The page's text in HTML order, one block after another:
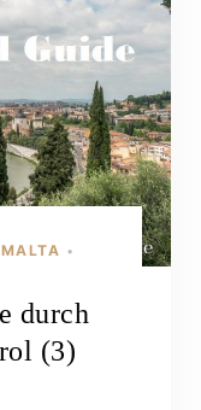
•
durch
(3)